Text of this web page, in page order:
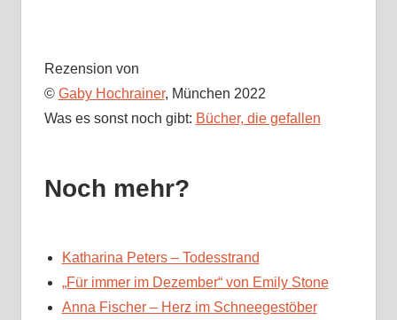
Rezension von
© Gaby Hochrainer, München 2022
Was es sonst noch gibt: Bücher, die gefallen
Noch mehr?
Katharina Peters – Todesstrand
„Für immer im Dezember“ von Emily Stone
Anna Fischer – Herz im Schneegestöber